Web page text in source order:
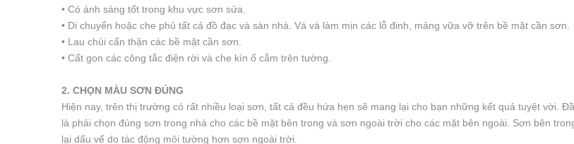
• Có ánh sáng tốt trong khu vực sơn sửa.
• Di chuyển hoặc che phủ tất cả đồ đạc và sàn nhà. Vá và làm mịn các lỗ đinh, mảng vữa vỡ trên bề mặt cần sơn.
• Lau chùi cẩn thận các bề mặt cần sơn.
• Cất gọn các công tắc điện rời và che kín ổ cắm trên tường.
2. CHỌN MÀU SƠN ĐÚNG
Hiện nay, trên thị trường có rất nhiều loại sơn, tất cả đều hứa hẹn sẽ mang lại cho bạn những kết quả tuyệt vời.
là phải chọn đúng sơn trong nhà cho các bề mặt bên trong và sơn ngoài trời cho các mặt bên ngoài. Sơn bên
lại dấu vế do tác động môi tường hơn sơn ngoài trời.